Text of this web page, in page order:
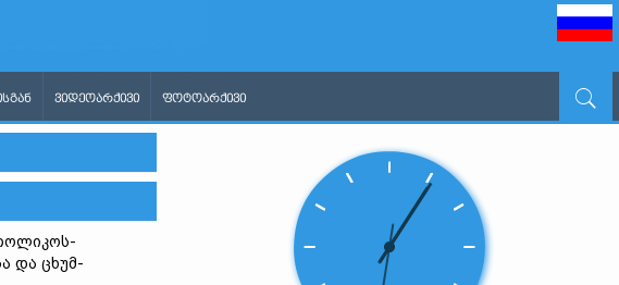
ᲕᲘᲓᲔᲝᲐᲠᲥᲘᲕᲘ ᲤᲝᲢᲝᲐᲠᲥᲘᲕᲘ
და ცხუმ-